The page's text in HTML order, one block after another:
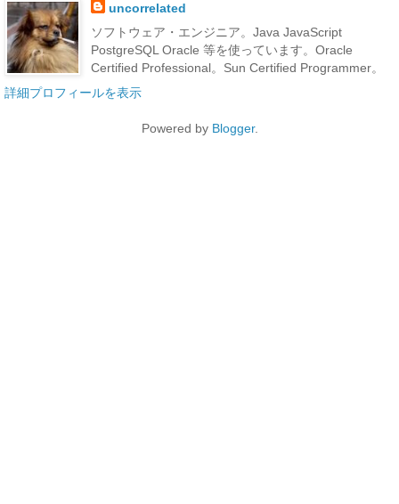
uncorrelated
ソフトウェア・エンジニア。Java JavaScript
PostgreSQL Oracle 等を使っています。Oracle
Certified Professional。Sun Certified Programmer。
詳細プロフィールを表示
Powered by Blogger.